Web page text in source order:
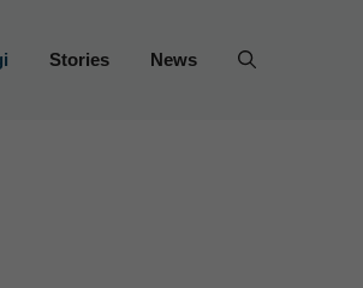
Stories News